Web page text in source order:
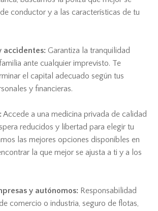
conductor y a las características de tu
accidentes: Garantiza la tranquilidad
ante cualquier imprevisto. Te
el capital adecuado según tus
y financieras.
Accede a una medicina privada de calidad
reducidos y libertad para elegir tu
las mejores opciones disponibles en
la que mejor se ajusta a ti y a los
y autónomos: Responsabilidad
comercio o industria, seguro de flotas,